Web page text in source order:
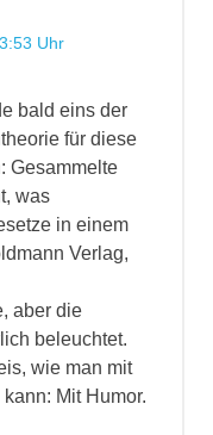
Uhr
bald eins der
für diese
Gesammelte
was
in einem
Verlag,
aber die
beleuchtet.
wie man mit
Mit Humor.